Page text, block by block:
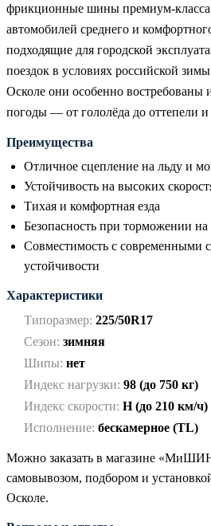
фрикционные шины премиум-класса
автомобилей среднего и
подходящие для городской
поездок в условиях российской
Осколе они особенно востребованы
погоды — от гололёда до оттепели и
Преимущества
Отличное сцепление на льду и
Устойчивость на высоких
Тихая и комфортная езда
Безопасность при торможении
Совместимость с современными
устойчивости
Характеристики
Типоразмер: 225/50R17
Сезон: зимняя
Шипы: нет
Индекс нагрузки: 98 (до 750 кг)
Индекс скорости: H (до 210 км/ч)
Исполнение: бескамерное (TL)
Можно заказать в магазине
самовывозом, подбором и
Осколе.